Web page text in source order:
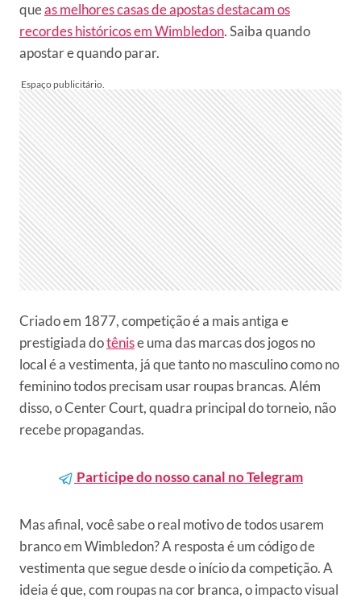
queas melhores casas de apostas destacam os
recordes históricos em Wimbledon. Saiba quando
apostar e quando parar.
Criado em 1877, competição é a mais antiga e
prestigiada dotênise uma das marcas dos jogos no
local é a vestimenta, já que tanto no masculino como no
feminino todos precisam usar roupas brancas. Além
disso, o Center Court, quadra principal do torneio, não
recebe propagandas.
Participe do nosso canal no Telegram
Mas afinal, você sabe o real motivo de todos usarem
branco em Wimbledon? A resposta é um código de
vestimenta que segue desde o início da competição. A
ideia é que, com roupas na cor branca, o impacto visual